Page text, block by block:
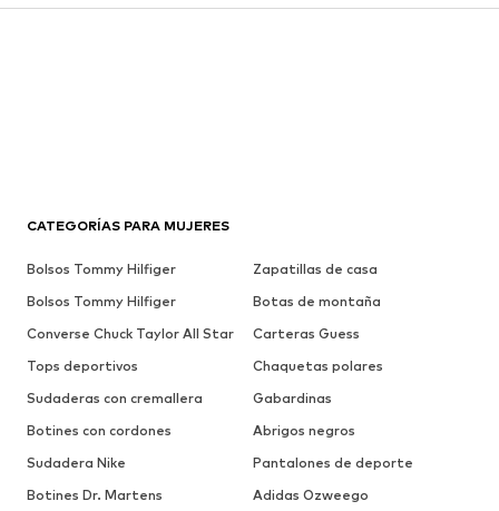
CATEGORÍAS PARA MUJERES
Bolsos Tommy Hilfiger
Zapatillas de casa
Bolsos Tommy Hilfiger
Botas de montaña
Converse Chuck Taylor All Star
Carteras Guess
Tops deportivos
Chaquetas polares
Sudaderas con cremallera
Gabardinas
Botines con cordones
Abrigos negros
Sudadera Nike
Pantalones de deporte
Botines Dr. Martens
Adidas Ozweego